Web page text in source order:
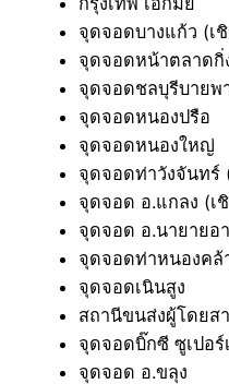
จุดจอดบางแก้ว (เ
จุดจอดหน้าตลาดกิ่
จุดจอดชลบุรีบายพ
จุดจอดหนองปรือ
จุดจอดหนองใหญ่
จุดจอดท่าวังจันทร์
จุดจอด อ.แกลง (เ
จุดจอด อ.นายายอ
จุดจอดท่าหนองคล้
จุดจอดเนินสูง
สถานีขนส่งผู้โดยส
จุดจอดบิ๊กซี ซูเปอ
จุดจอด อ.ขลุง